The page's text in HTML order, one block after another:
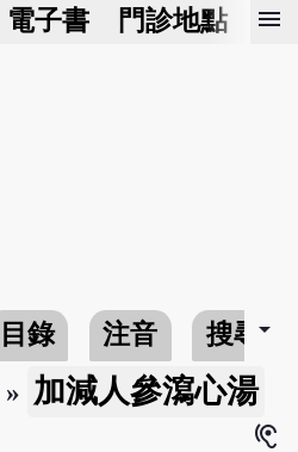
電子書 門診地點 預
menu
目錄 注音 搜尋arrow_drop_down
» 加減人參瀉心湯
hearing